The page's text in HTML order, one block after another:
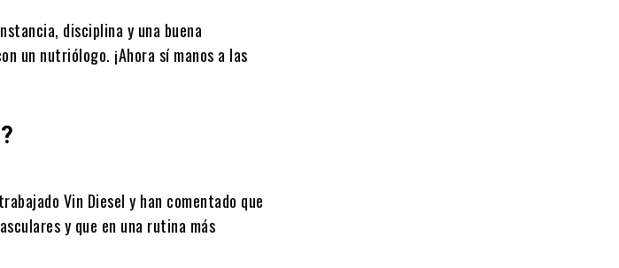
disciplina y una buena
un nutriólogo. ¡Ahora sí manos a las
Vin Diesel y han comentado que
y que en una rutina más